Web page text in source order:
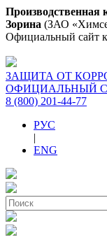
Зорина (ЗАО
Официальный сайт
ЗАЩИТА ОТ
ОФИЦИАЛЬНЫЙ
8 (800) 201-44-77
РУС
|
ENG